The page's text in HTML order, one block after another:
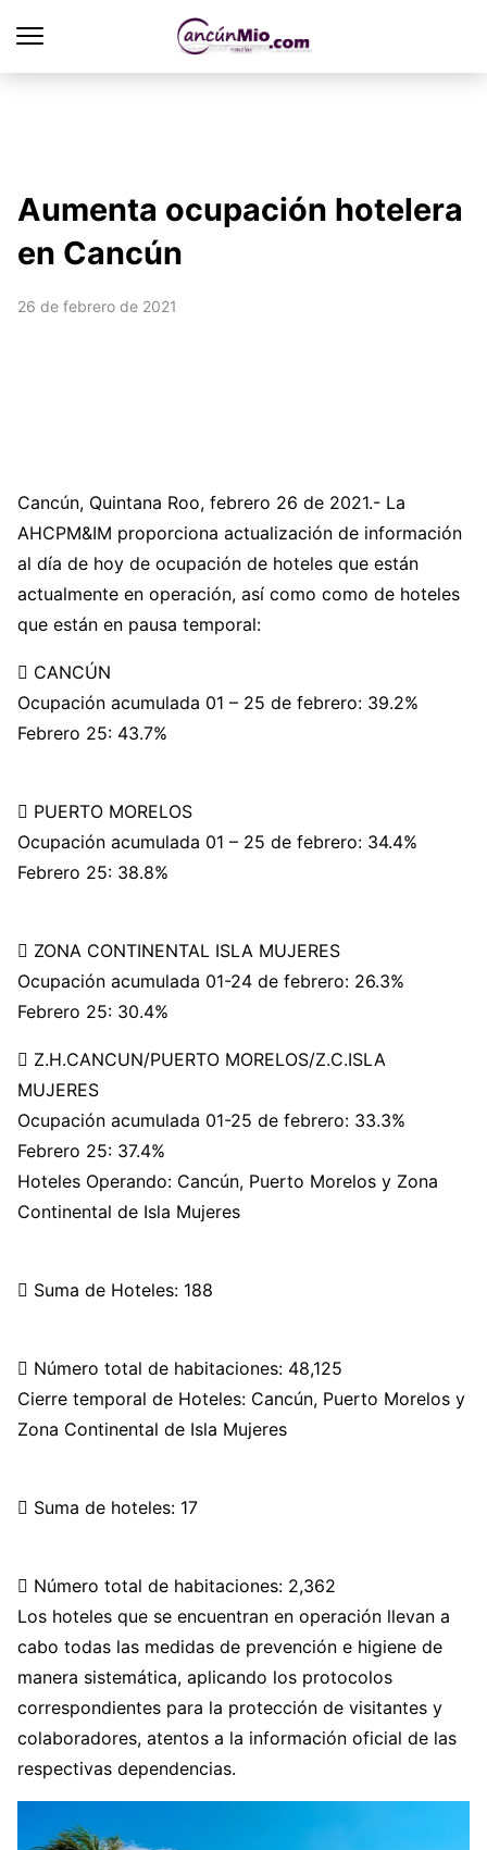
Aumenta ocupación hotelera
en Cancún
26 de febrero de 2021
Cancún, Quintana Roo, febrero 26 de 2021.- La
AHCPM&IM proporciona actualización de información
al día de hoy de ocupación de hoteles que están
actualmente en operación, así como como de hoteles
que están en pausa temporal:
 CANCÚN
Ocupación acumulada 01 – 25 de febrero: 39.2%
Febrero 25: 43.7%
 PUERTO MORELOS
Ocupación acumulada 01 – 25 de febrero: 34.4%
Febrero 25: 38.8%
 ZONA CONTINENTAL ISLA MUJERES
Ocupación acumulada 01-24 de febrero: 26.3%
Febrero 25: 30.4%
 Z.H.CANCUN/PUERTO MORELOS/Z.C.ISLA
MUJERES
Ocupación acumulada 01-25 de febrero: 33.3%
Febrero 25: 37.4%
Hoteles Operando: Cancún, Puerto Morelos y Zona
Continental de Isla Mujeres
 Suma de Hoteles: 188
 Número total de habitaciones: 48,125
Cierre temporal de Hoteles: Cancún, Puerto Morelos y
Zona Continental de Isla Mujeres
 Suma de hoteles: 17
 Número total de habitaciones: 2,362
Los hoteles que se encuentran en operación llevan a
cabo todas las medidas de prevención e higiene de
manera sistemática, aplicando los protocolos
correspondientes para la protección de visitantes y
colaboradores, atentos a la información oficial de las
respectivas dependencias.